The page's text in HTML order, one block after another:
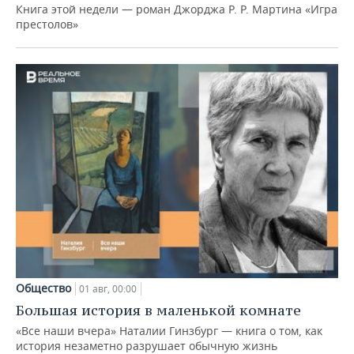
Книга этой недели — роман Джорджа Р. Р. Мартина «Игра
престолов»
Общество 01 авг, 00:00
Большая история в маленькой комнате
«Все наши вчера» Наталии Гинзбург — книга о том, как
история незаметно разрушает обычную жизнь